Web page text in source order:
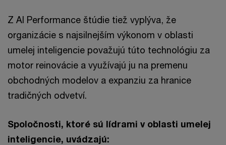
Z AI Performance štúdie tiež vyplýva, že
organizácie s najsilnejším výkonom v oblasti
umelej inteligencie považujú túto technológiu za
motor reinovácie a využívajú ju na premenu
obchodných modelov a expanziu za hranice
tradičných odvetví.
Spoločnosti, ktoré sú lídrami v oblasti umelej
inteligencie, uvádzajú: